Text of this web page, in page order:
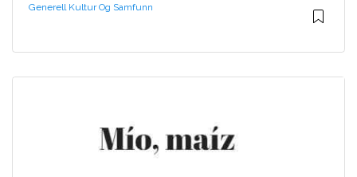
Generell Kultur Og Samfunn